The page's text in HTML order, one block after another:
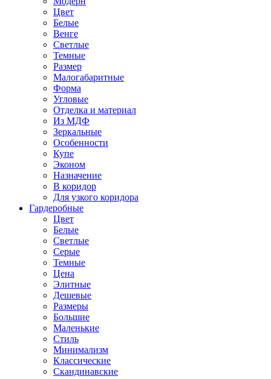
Цвет
Белые
Венге
Светлые
Темные
Размер
Малогабаритные
Форма
Угловые
Отделка и материал
Из МДФ
Зеркальные
Особенности
Купе
Эконом
Назначение
В коридор
Для узкого коридора
Гардеробные
Цвет
Белые
Светлые
Серые
Темные
Цена
Элитные
Дешевые
Размеры
Большие
Маленькие
Стиль
Минимализм
Классические
Скандинавские